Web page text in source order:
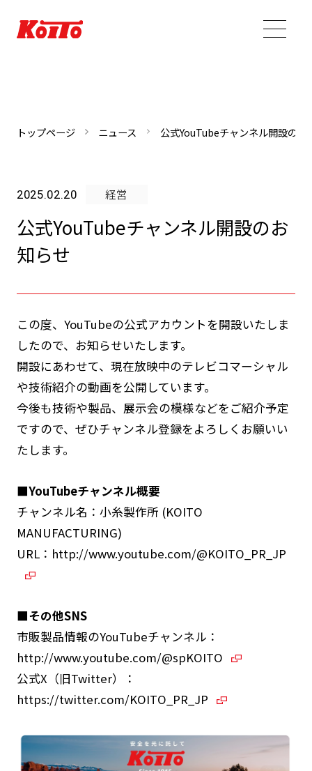
トップページ ニュース 公式YouTubeチャンネル開設のお
2025.02.20 経営
公式YouTubeチャンネル開設のお
知らせ
この度、YouTubeの公式アカウントを開設いたしま
したので、お知らせいたします。
開設にあわせて、現在放映中のテレビコマーシャル
や技術紹介の動画を公開しています。
今後も技術や製品、展示会の模様などをご紹介予定
ですので、ぜひチャンネル登録をよろしくお願いい
たします。
■YouTubeチャンネル概要
チャンネル名：小糸製作所 (KOITO
MANUFACTURING)
URL： http://www.youtube.com/@KOITO_PR_JP
■その他SNS
市販製品情報のYouTubeチャンネル：
http://www.youtube.com/@spKOITO
公式X（旧Twitter）：
https://twitter.com/KOITO_PR_JP